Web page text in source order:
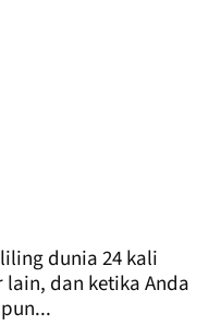
dunia 24 kali
dan ketika Anda